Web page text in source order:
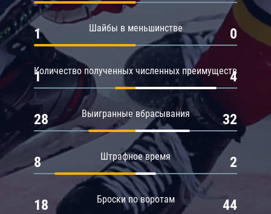
Шайбы в меньшинстве
1 0
Количество полученных численных преимуществ
1 4
Выигранные вбрасывания
28 32
Штрафное время
8 2
Броски по воротам
18 44